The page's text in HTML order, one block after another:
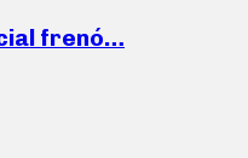
frenó…